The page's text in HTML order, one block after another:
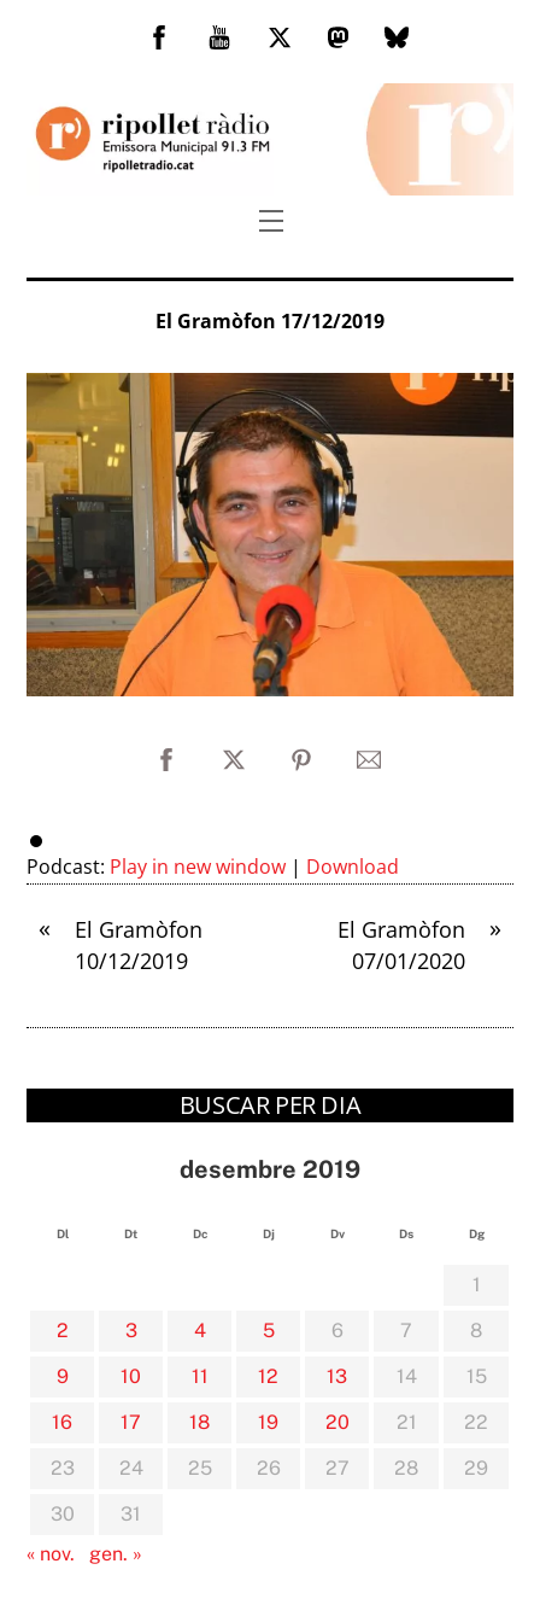
Facebook
You
TwitterMastodonBluesky
Menu
El Gramòfon 17/12/2019
Podcast: Play in new window | Download
«
El Gramòfon
10/12/2019
»
El Gramòfon
07/01/2020
BUSCAR PER DIA
desembre 2019
Dl Dt Dc Dj Dv Ds Dg
1
2
3 4 5 6 7
8
9
10 11 12 13 14
15
16
17 18 19 20 21
22
23
24 25 26 27 28
29
30
31
« nov.
gen. »